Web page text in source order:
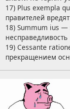
17) Plus exempla
правителей
18) Summum ius
несправедливость
19) Cessante
прекращением